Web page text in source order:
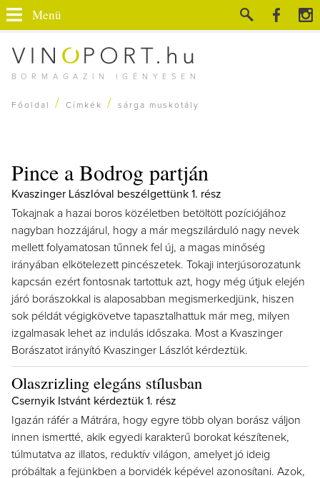
BORMAGAZIN IGÉNYESEN
Menü
Főoldal / Címkék / sárga muskotály
Pince a Bodrog partján
Kvaszinger Lászlóval beszélgettünk 1. rész
Tokajnak a hazai boros közéletben betöltött pozíciójához
nagyban hozzájárul, hogy a már megszilárduló nagy nevek
mellett folyamatosan tűnnek fel új, a magas minőség
irányában elkötelezett pincészetek. Tokaji interjúsorozatunk
kapcsán ezért fontosnak tartottuk azt, hogy még útjuk elején
járó borászokkal is alaposabban megismerkedjünk, hiszen
sok példát végigkövetve tapasztalhattuk már meg, milyen
izgalmasak lehet az indulás időszaka. Most a Kvaszinger
Borászatot irányító Kvaszinger Lászlót kérdeztük.
Olaszrizling elegáns stílusban
Csernyik Istvánt kérdeztük 1. rész
Igazán ráfér a Mátrára, hogy egyre több olyan borász váljon
innen ismertté, akik egyedi karakterű borokat készítenek,
túlmutatva az illatos, reduktív világon, amelyet jó ideig
próbáltak a fejünkben a borvidék képével azonosítani. Azok,